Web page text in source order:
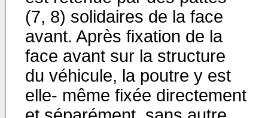
(7, 8) solidaires de la face
avant. Après fixation de la
face avant sur la structure
du véhicule, la poutre y est
elle- même fixée directement